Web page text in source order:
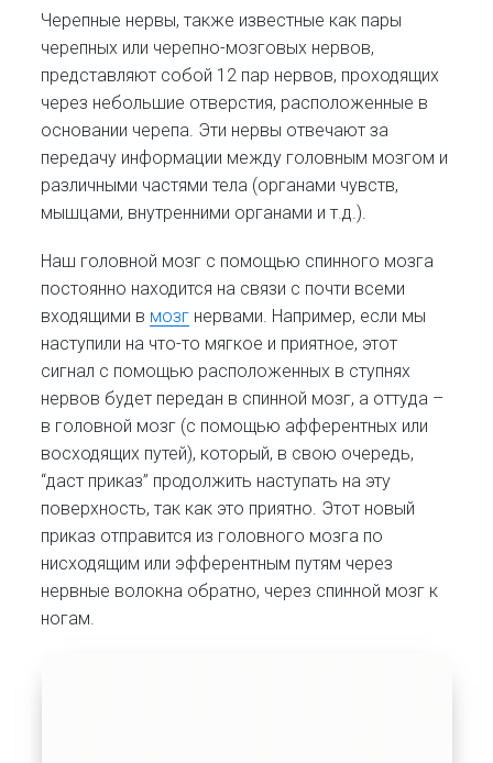
Черепные нервы, также известные как пары
черепных или черепно-мозговых нервов,
представляют собой 12 пар нервов, проходящих
через небольшие отверстия, расположенные в
основании черепа. Эти нервы отвечают за
передачу информации между головным мозгом и
различными частями тела (органами чувств,
мышцами, внутренними органами и т.д.).
Наш головной мозг с помощью спинного мозга
постоянно находится на связи с почти всеми
входящими в мозг нервами. Например, если мы
наступили на что-то мягкое и приятное, этот
сигнал с помощью расположенных в ступнях
нервов будет передан в спинной мозг, а оттуда –
в головной мозг (с помощью афферентных или
восходящих путей), который, в свою очередь,
“даст приказ” продолжить наступать на эту
поверхность, так как это приятно. Этот новый
приказ отправится из головного мозга по
нисходящим или эфферентным путям через
нервные волокна обратно, через спинной мозг к
ногам.